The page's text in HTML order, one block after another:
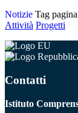
Notizie Tag
Attività Progetti
Contatti
Istituto